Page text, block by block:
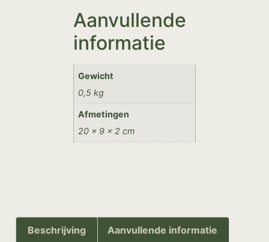
Aanvullende
informatie
Gewicht
0,5 kg
Afmetingen
20 × 9 × 2 cm
Beschrijving Aanvullende informatie